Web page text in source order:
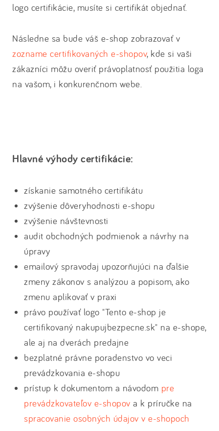
logo certifikácie, musíte si certifikát objednať.
Následne sa bude váš e-shop zobrazovať v
zozname certifikovaných e-shopov, kde si vaši
zákazníci môžu overiť právoplatnosť použitia loga
na vašom, i konkurenčnom webe.
Hlavné výhody certifikácie:
získanie samotného certifikátu
zvýšenie dôveryhodnosti e-shopu
zvýšenie návštevnosti
audit obchodných podmienok a návrhy na
úpravy
emailový spravodaj upozorňujúci na ďalšie
zmeny zákonov s analýzou a popisom, ako
zmenu aplikovať v praxi
právo používať logo "Tento e-shop je
certifikovaný nakupujbezpecne.sk" na e-shope,
ale aj na dverách predajne
bezplatné právne poradenstvo vo veci
prevádzkovania e-shopu
prístup k dokumentom a návodom pre
prevádzkovateľov e-shopov a k príručke na
spracovanie osobných údajov v e-shopoch